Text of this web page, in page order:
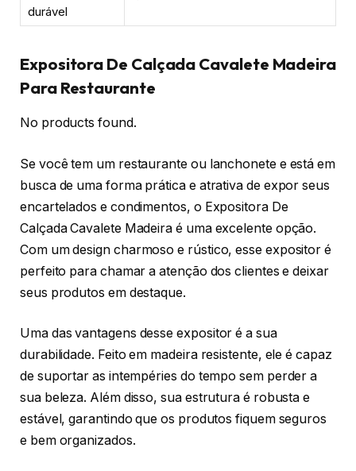
durável
Expositora De Calçada Cavalete Madeira
Para Restaurante
No products found.
Se você tem um restaurante ou lanchonete e está em
busca de uma forma prática e atrativa de expor seus
encartelados e condimentos, o Expositora De
Calçada Cavalete Madeira é uma excelente opção.
Com um design charmoso e rústico, esse expositor é
perfeito para chamar a atenção dos clientes e deixar
seus produtos em destaque.
Uma das vantagens desse expositor é a sua
durabilidade. Feito em madeira resistente, ele é capaz
de suportar as intempéries do tempo sem perder a
sua beleza. Além disso, sua estrutura é robusta e
estável, garantindo que os produtos fiquem seguros
e bem organizados.